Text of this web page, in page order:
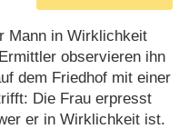
Mann in Wirklichkeit
observieren ihn
dem Friedhof mit einer
Die Frau erpresst
er in Wirklichkeit ist.